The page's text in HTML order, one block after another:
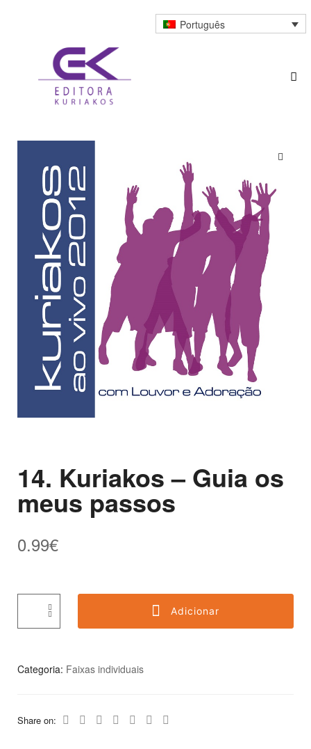
Português
14. Kuriakos – Guia os
meus passos
0.99€
Adicionar
Categoria: Faixas individuais
Share on: